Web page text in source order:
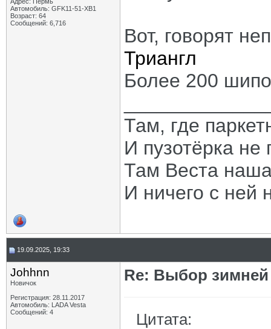
Автомобиль: GFK11-51-ХВ1
Возраст: 64
Сообщений: 6,716
Вот, говорят
Триангл
Более 200
Там, где
И пузотёрка не
Там Веста
И ничего с ней
19.09.2025, 19:33
Johhnn
Новичок
Регистрация: 28.11.2017
Автомобиль: LADA Vesta
Сообщений: 4
Re: Выбор
Цитата: